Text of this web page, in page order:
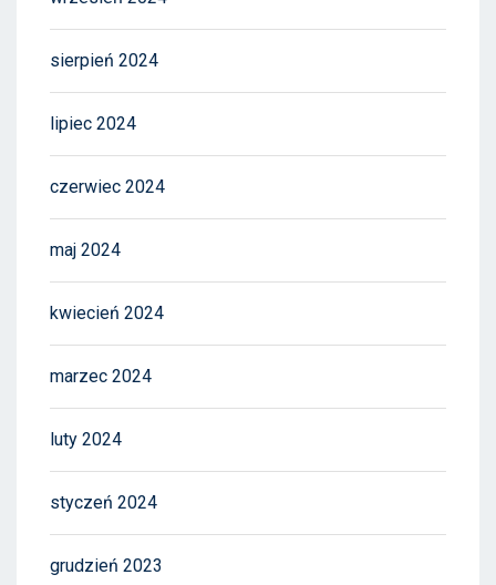
sierpień 2024
lipiec 2024
czerwiec 2024
maj 2024
kwiecień 2024
marzec 2024
luty 2024
styczeń 2024
grudzień 2023